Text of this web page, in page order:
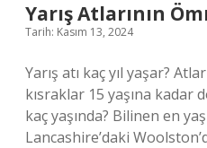
Yarış Atlarının
Tarih: Kasım 13, 2024
Yarış atı kaç yıl yaşar?
kısraklar 15 yaşına kadar
kaç yaşında? Bilinen en
Lancashire’daki